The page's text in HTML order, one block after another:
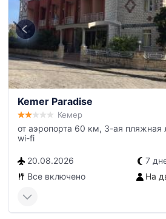
Kemer Paradise
Кемер
от аэропорта 60 км, 3-ая пляжная
wi-fi
20.08.2026
7
Все включено
На